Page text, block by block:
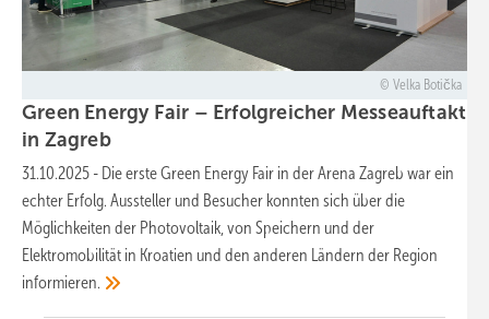
Velka Botička
Green Energy Fair – Erfolgreicher Messeauftakt
in Zagreb
31.10.2025 - Die erste Green Energy Fair in der Arena Zagreb war ein
echter Erfolg. Aussteller und Besucher konnten sich über die
Möglichkeiten der Photovoltaik, von Speichern und der
Elektromobilität in Kroatien und den anderen Ländern der Region
informieren.